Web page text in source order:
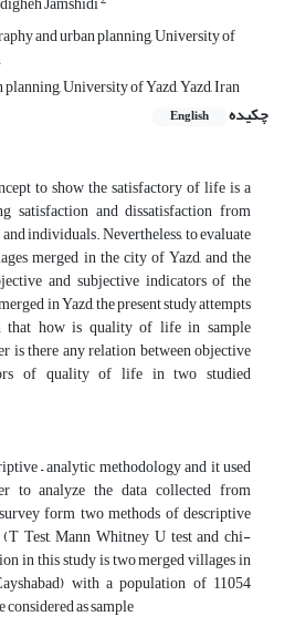
and urban planning, University of
University of Yazd, Yazd, Iran
چکیده
English
to show the satisfactory of life is a
satisfaction and dissatisfaction from
individuals. Nevertheless, to evaluate
merged in the city of Yazd, and the
and subjective indicators of the
in Yazd, the present study attempts
that how is quality of life in sample
is there any relation between objective
of quality of life in two studied
– analytic methodology and it used
to analyze the data collected from
form two methods of descriptive
Test, Mann Whitney U test and chi-
in this study is two merged villages in
with a population of 11054
as sample